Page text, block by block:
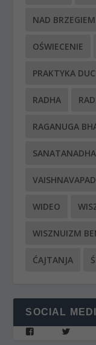
NAD
OŚWIECENIE
PRAKTYKA
RADHA
RAGANUGA
WIDEO
WISZNUIZM
ĆAJTANJA
SOCIAL